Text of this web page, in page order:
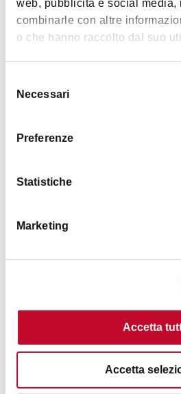
web, pubblicità e social media,
combinarle con altre
o che hanno raccolto dal suo
delNecessari
Preferenze
Statistiche
Marketing
Accetta
Accetta
BOLOGNA
Vito a San Luca